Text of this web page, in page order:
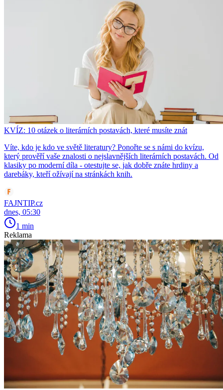
KVÍZ: 10 otázek o literárních postavách, které musíte znát
Víte, kdo je kdo ve světě literatury? Ponořte se s námi do kvízu,
který prověří vaše znalosti o nejslavnějších literárních postavách. Od
klasiky po moderní díla - otestujte se, jak dobře znáte hrdiny a
darebáky, kteří ožívají na stránkách knih.
FAJNTIP.cz
dnes, 05:30
1 min
Reklama